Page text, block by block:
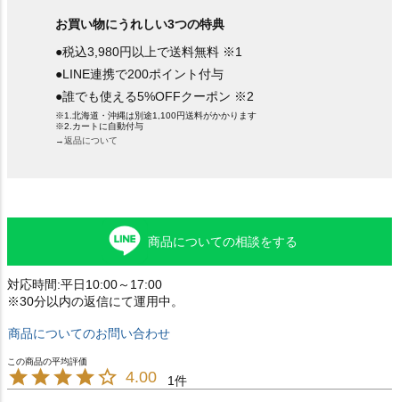
お買い物にうれしい3つの特典
●税込3,980円以上で送料無料 ※1
●LINE連携で200ポイント付与
●誰でも使える5%OFFクーポン ※2
※1.北海道・沖縄は別途1,100円送料がかかります
※2.カートに自動付与
→返品について
商品についての相談をする
対応時間:平日10:00～17:00
※30分以内の返信にて運用中。
商品についてのお問い合わせ
4.00 1